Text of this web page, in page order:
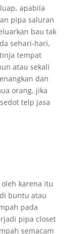
apabila
pipa saluran
bau tak
sehari-hari,
tempat
atau sekali
dan
orang, jika
telp jasa
karena itu
buntu atau
pada
pipa closet
semacam